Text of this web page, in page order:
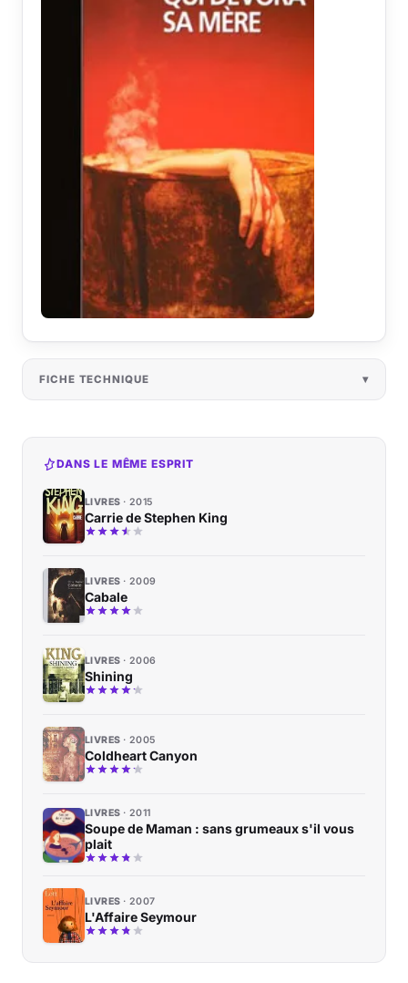
FICHE TECHNIQUE
DANS LE MÊME ESPRIT
LIVRES 2015
Carrie de Stephen King
LIVRES 2009
Cabale
LIVRES 2006
Shining
LIVRES 2005
Coldheart Canyon
LIVRES 2011
Soupe de Maman : sans grumeaux s'il vous
plait
LIVRES 2007
L'Affaire Seymour